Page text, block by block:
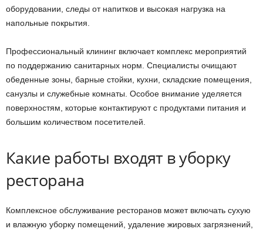
оборудовании, следы от напитков и высокая нагрузка на
напольные покрытия.
Профессиональный клининг включает комплекс мероприятий
по поддержанию санитарных норм. Специалисты очищают
обеденные зоны, барные стойки, кухни, складские помещения,
санузлы и служебные комнаты. Особое внимание уделяется
поверхностям, которые контактируют с продуктами питания и
большим количеством посетителей.
Какие работы входят в уборку
ресторана
Комплексное обслуживание ресторанов может включать сухую
и влажную уборку помещений, удаление жировых загрязнений,